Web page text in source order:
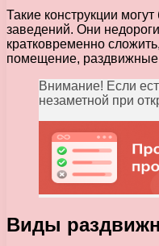
Такие конструкции
заведений. Они
кратковременно
помещение, раздвижные
Внимание! Если
незаметной при
Виды